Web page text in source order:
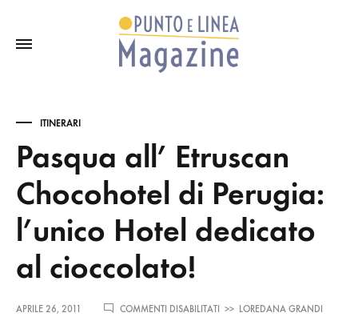
ITINERARI
Pasqua all’ Etruscan
Chocohotel di Perugia:
l’unico Hotel dedicato
al cioccolato!
APRILE 26, 2011 COMMENTI DISABILITATI
SU
>> LOREDANA GRANDI